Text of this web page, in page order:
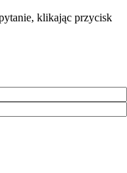
klikając przycisk